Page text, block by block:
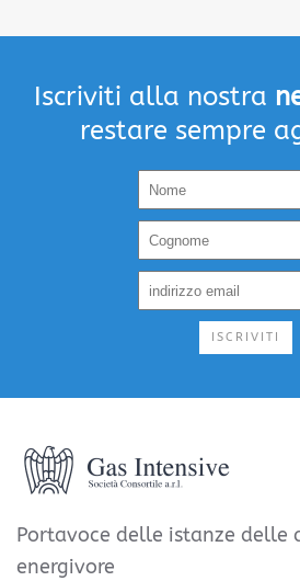
Iscriviti alla nostra
restare sempre
ISCRIVITI
Portavoce delle istanze delle
energivore